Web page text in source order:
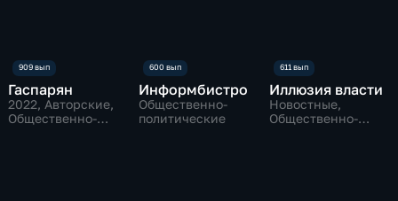
Гаспарян
2022, Авторские,
Общественно-
Информбистро
Общественно-
политические
Иллюзия власти
Новостные,
Общественно-